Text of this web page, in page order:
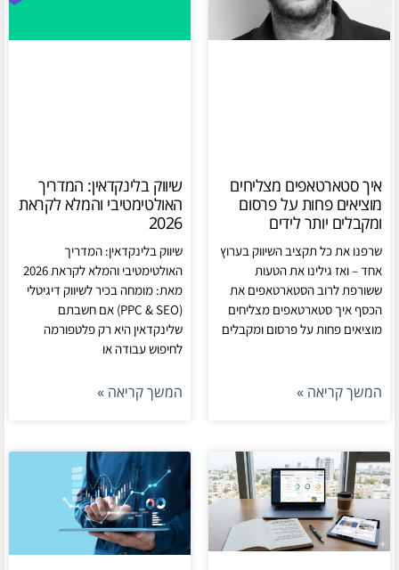
איך סטארטאפים מצליחים
מוציאים פחות על פרסום
ומקבלים יותר לידים
שרפנו את כל תקציב השיווק בערוץ
אחד – ואז גילינו את הטעות
ששורפת לרוב הסטארטאפים את
הכסף איך סטארטאפים מצליחים
מוציאים פחות על פרסום ומקבלים
המשך קריאה »
שיווק בלינקדאין: המדריך
האולטימטיבי והמלא לקראת
2026
שיווק בלינקדאין: המדריך
מאת: מומחה בכיר לשיווק דיגיטלי
(PPC & SEO) אם חשבתם
שלינקדאין היא רק פלטפורמה
לחיפוש עבודה או
המשך קריאה »